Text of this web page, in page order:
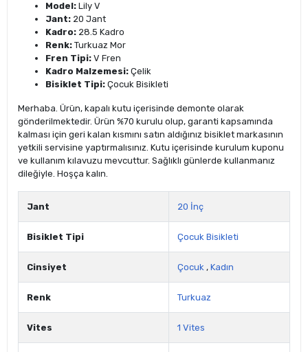
Model: Lily V
Jant: 20 Jant
Kadro: 28.5 Kadro
Renk: Turkuaz Mor
Fren Tipi: V Fren
Kadro Malzemesi: Çelik
Bisiklet Tipi: Çocuk Bisikleti
Merhaba. Ürün, kapalı kutu içerisinde demonte olarak
gönderilmektedir. Ürün %70 kurulu olup, garanti kapsamında
kalması için geri kalan kısmını satın aldığınız bisiklet markasının
yetkili servisine yaptırmalısınız. Kutu içerisinde kurulum kuponu
ve kullanım kılavuzu mevcuttur. Sağlıklı günlerde kullanmanız
dileğiyle. Hoşça kalın.
Jant 20 İnç
Bisiklet Tipi Çocuk Bisikleti
Cinsiyet Çocuk , Kadın
Renk Turkuaz
Vites 1 Vites